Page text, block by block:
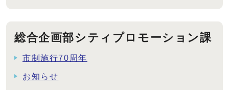
総合企画部シティプロモーション課
市制施行70周年
お知らせ